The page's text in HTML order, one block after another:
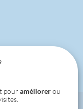
pour améliorerou